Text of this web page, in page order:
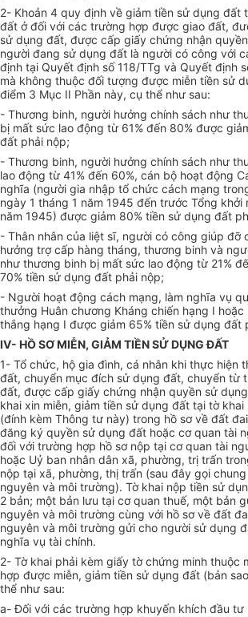
2- Khoản 4 quy định về giảm tiền sử dụng đất
đất ở đối với các trường hợp được giao đất,
sử dụng đất, được cấp giấy chứng nhận
người đang sử dụng đất là người có công với
định tại Quyết định số 118/TTg và Quyết định
mà không thuộc đối tượng được miễn tiền sử
điểm 3 Mục II Phần này, cụ thể như sau:
- Thương binh, người hưởng chính sách như
bị mất sức lao động từ 61% đến 80% được
đất phải nộp;
- Thương binh, người hưởng chính sách như
lao động từ 41% đến 60%, cán bộ hoạt động
nghĩa (người gia nhập tổ chức cách mạng
ngày 1 tháng 1 năm 1945 đến trước Tổng khởi
năm 1945) được giảm 80% tiền sử dụng đất
- Thân nhân của liệt sĩ, người có công giúp đỡ
hưởng trợ cấp hàng tháng, thương binh và
như thương binh bị mất sức lao động từ 21%
70% tiền sử dụng đất phải nộp;
- Người hoạt động cách mạng, làm nghĩa vụ
thưởng Huân chương Kháng chiến hạng I hoặc
thắng hạng I được giảm 65% tiền sử dụng đất
IV- HỒ SƠ MIỄN, GIẢM TIỀN SỬ DỤNG ĐẤT
1- Tổ chức, hộ gia đình, cá nhân khi thực hiện
đất, chuyển mục đích sử dụng đất, chuyển từ
đất, được cấp giấy chứng nhận quyền sử
khai xin miễn, giảm tiền sử dụng đất tại tờ
(đính kèm Thông tư này) trong hồ sơ về đất
đăng ký quyền sử dụng đất hoặc cơ quan tài
đối với trường hợp hồ sơ nộp tại cơ quan tài
hoặc Uỷ ban nhân dân xã, phường, trị trấn
nộp tại xã, phường, thị trấn (sau đây gọi
nguyên và môi trường). Tờ khai nộp tiền sử
2 bản; một bản lưu tại cơ quan thuế, một bản
nguyên và môi trường cùng với hồ sơ về đất
nguyên và môi trường gửi cho người sử dụng
nghĩa vụ tài chính.
2- Tờ khai phải kèm giấy tờ chứng minh thuộc
hợp được miễn, giảm tiền sử dụng đất (bản
thể như sau:
a- Đối với các trường hợp khuyến khích đầu tư